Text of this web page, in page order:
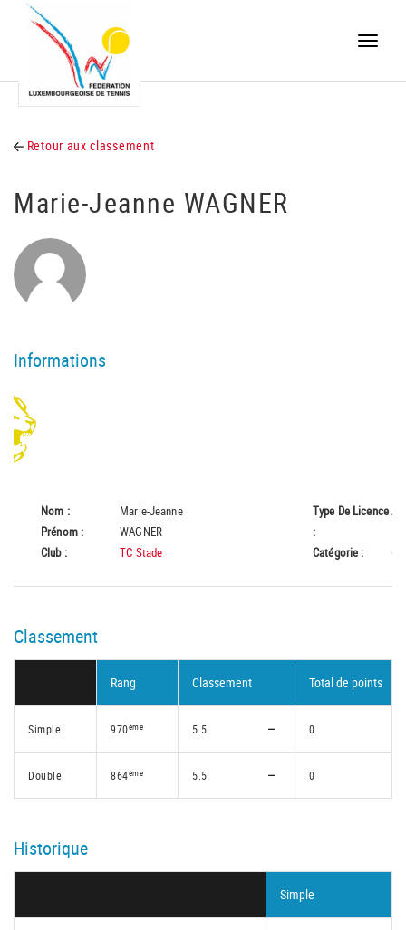
Toggle
Retour aux classement
Marie-Jeanne WAGNER
Informations
Nom :
Marie-Jeanne
Prénom :
WAGNER
Club :
TC Stade
Type De Licence
:
A
Catégorie :
Classement
Rang Classement Total de points
Simple 970ème 5.5 0
Double 864ème 5.5 0
Historique
Simple